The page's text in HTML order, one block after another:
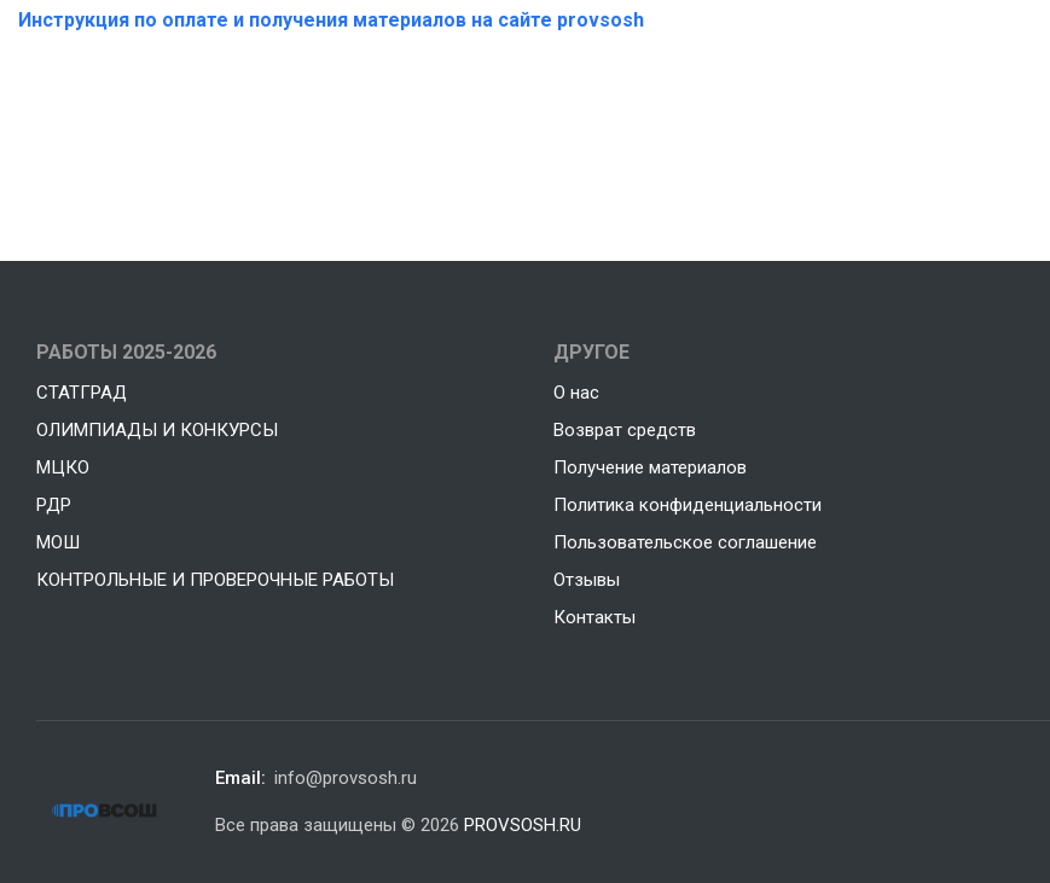
Инструкция по оплате и получения материалов на сайте provsosh
РАБОТЫ 2025-2026
СТАТГРАД
ОЛИМПИАДЫ И КОНКУРСЫ
МЦКО
РДР
МОШ
КОНТРОЛЬНЫЕ И ПРОВЕРОЧНЫЕ РАБОТЫ
ДРУГОЕ
О нас
Возврат средств
Получение материалов
Политика конфиденциальности
Пользовательское соглашение
Отзывы
Контакты
Email: info@provsosh.ru
Все права защищены © 2026PROVSOSH.RU